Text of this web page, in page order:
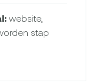
website,
stap